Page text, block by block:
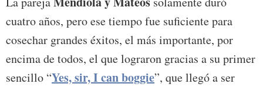
cuatro años, pero ese tiempo fue suficiente para
cosechar grandes éxitos, el más importante, por
encima de todos, el que lograron gracias a su primer
sencillo “Yes, sir, I can boggie”, que llegó a ser